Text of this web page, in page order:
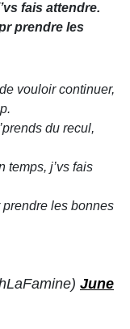
fais attendre.
prendre les
vouloir continuer,
du recul,
temps, j’vs fais
prendre les bonnes
June